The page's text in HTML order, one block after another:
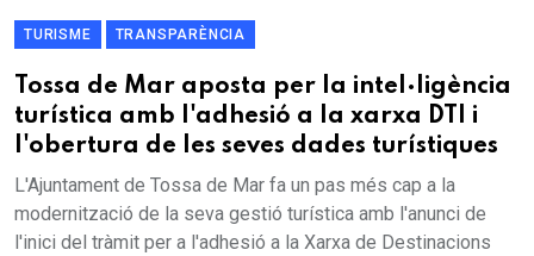
TURISME TRANSPARÈNCIA
Tossa de Mar aposta per la intel·ligència
turística amb l'adhesió a la xarxa DTI i
l'obertura de les seves dades turístiques
L'Ajuntament de Tossa de Mar fa un pas més cap a la
modernització de la seva gestió turística amb l'anunci de
l'inici del tràmit per a l'adhesió a la Xarxa de Destinacions